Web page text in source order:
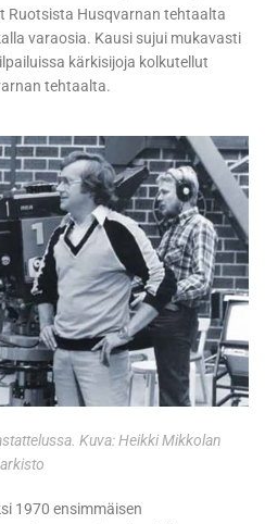
Ruotsista Husqvarnan tehtaalta
varaosia. Kausi sujui mukavasti
kärkisijoja kolkutellut
tehtaalta.
Kuva: Heikki Mikkolan
arkisto
1970 ensimmäisen